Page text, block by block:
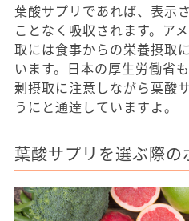
葉酸サプリであれば、表示
ことなく吸収されます。ア
取には食事からの栄養摂取
います。日本の厚生労働省
剰摂取に注意しながら葉酸
うにと通達していますよ。
葉酸サプリを選ぶ際の